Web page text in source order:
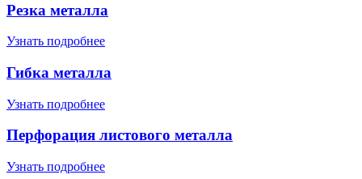
Резка металла
Узнать подробнее
Гибка металла
Узнать подробнее
Перфорация листового металла
Узнать подробнее